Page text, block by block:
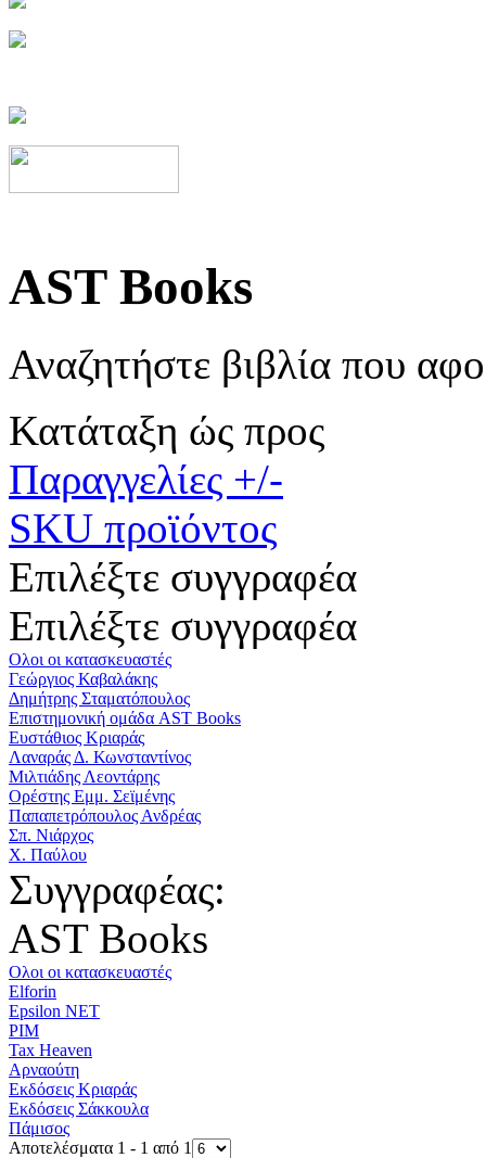
AST Books
Αναζητήστε βιβλία που
Κατάταξη ώς προς
Παραγγελίες +/-
SKU προϊόντος
Επιλέξτε συγγραφέα
Επιλέξτε συγγραφέα
Ολοι οι κατασκευαστές
Γεώργιος Καβαλάκης
Δημήτρης Σταματόπουλος
Επιστημονική ομάδα AST Books
Ευστάθιος Κριαράς
Λαναράς Δ. Κωνσταντίνος
Μιλτιάδης Λεοντάρης
Ορέστης Εμμ. Σεϊμένης
Παπαπετρόπουλος Ανδρέας
Σπ. Νιάρχος
Χ. Παύλου
Συγγραφέας:
AST Books
Ολοι οι κατασκευαστές
Elforin
Epsilon NET
PIM
Tax Heaven
Αρναούτη
Εκδόσεις Κριαράς
Εκδόσεις Σάκκουλα
Πάμισος
Αποτελέσματα 1 - 1 από 1